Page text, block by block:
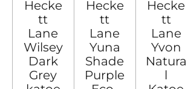
Hecke
tt
Lane
Wilsey
Dark
Grey
Hecke
tt
Lane
Yuna
Shade
Purple
Hecke
tt
Lane
Yvon
Natura
l